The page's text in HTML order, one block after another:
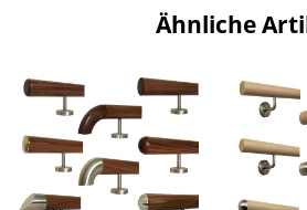
Ähnliche